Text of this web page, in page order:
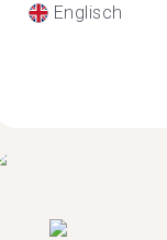
Englisch